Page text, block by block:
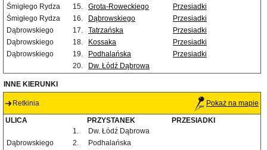
Śmigłego Rydza
15. Grota-Roweckiego
Przesiadki
Śmigłego Rydza
16. Dąbrowskiego
Przesiadki
Dąbrowskiego
17. Tatrzańska
Przesiadki
Dąbrowskiego
18. Kossaka
Przesiadki
Dąbrowskiego
19. Podhalańska
Przesiadki
20.
Dw. Łódź Dąbrowa
INNE KIERUNKI
Retkinia Pokaż na mapie
ULICA PRZYSTANEK
PRZESIADKI
1.
Dw. Łódź Dąbrowa
Dąbrowskiego
2.
Podhalańska